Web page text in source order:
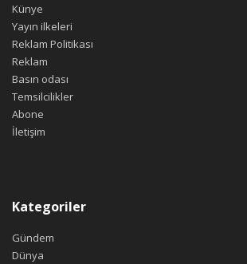
Künye
Yayın ilkeleri
Reklam Politikası
Reklam
Basın odası
Temsilcilikler
Abone
İletişim
Kategoriler
Gündem
Dünya